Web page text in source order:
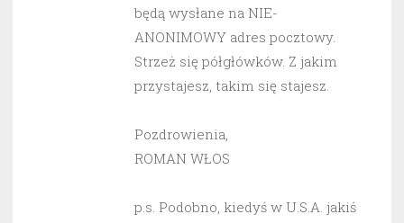
będą wysłane na NIE-
ANONIMOWY adres pocztowy.
Strzeż się półgłówków. Z jakim
przystajesz, takim się stajesz.
Pozdrowienia,
ROMAN WŁOS
p.s. Podobno, kiedyś w U.S.A. jakiś